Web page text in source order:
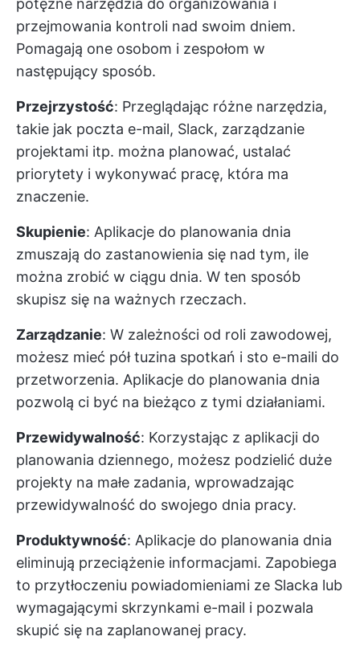
potężne narzędzia do organizowania i
przejmowania kontroli nad swoim dniem.
Pomagają one osobom i zespołom w
następujący sposób.
Przejrzystość: Przeglądając różne narzędzia,
takie jak poczta e-mail, Slack, zarządzanie
projektami itp. można planować, ustalać
priorytety i wykonywać pracę, która ma
znaczenie.
Skupienie: Aplikacje do planowania dnia
zmuszają do zastanowienia się nad tym, ile
można zrobić w ciągu dnia. W ten sposób
skupisz się na ważnych rzeczach.
Zarządzanie: W zależności od roli zawodowej,
możesz mieć pół tuzina spotkań i sto e-maili do
przetworzenia. Aplikacje do planowania dnia
pozwolą ci być na bieżąco z tymi działaniami.
Przewidywalność: Korzystając z aplikacji do
planowania dziennego, możesz podzielić duże
projekty na małe zadania, wprowadzając
przewidywalność do swojego dnia pracy.
Produktywność: Aplikacje do planowania dnia
eliminują przeciążenie informacjami. Zapobiega
to przytłoczeniu powiadomieniami ze Slacka lub
wymagającymi skrzynkami e-mail i pozwala
skupić się na zaplanowanej pracy.